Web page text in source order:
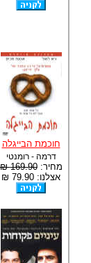
חוכמת הבייגלה
דרמה - רומנטי
מחיר:169.90 ₪
אצלנו: 79.90 ₪